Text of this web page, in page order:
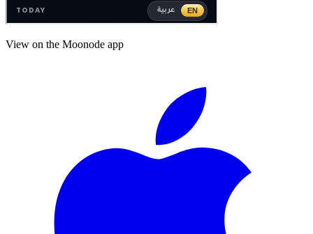
View on the Moonode app